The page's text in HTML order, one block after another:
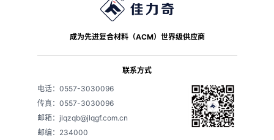
成为先进复合材料（ACM）世界级供应商
联系方式
电话：0557-3030096
传真：0557-3030096
邮箱：jlqzqb@jlqgf.com.cn
邮编：234000